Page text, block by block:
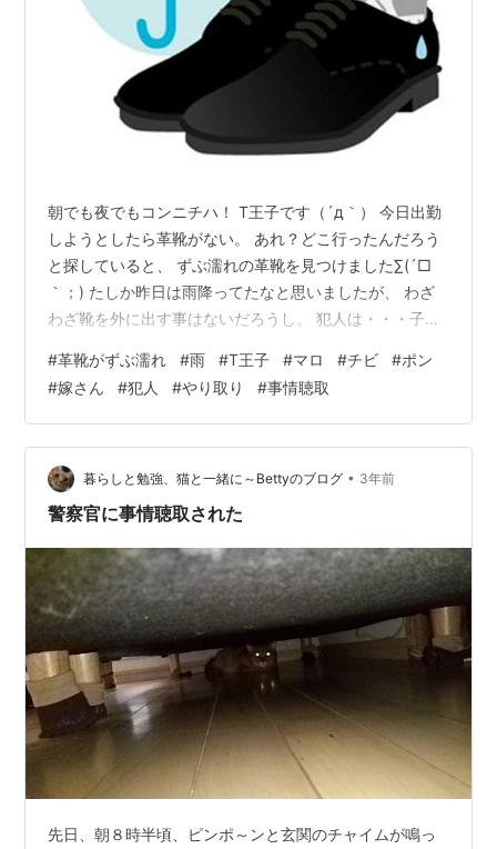
朝でも夜でもコンニチハ！ T王子です（´д｀） 今日出勤
しようとしたら革靴がない。 あれ？どこ行ったんだろう
と探していると、 ずぶ濡れの革靴を見つけました∑(´□
｀；) たしか昨日は雨降ってたなと思いましたが、 わざ
わざ靴を外に出す事はないだろうし。 犯人は・・・子供
す。 ※時間ないのに・・・ T王子：マロ？革靴にいたず
ら（濡らした）？ マロ：サッカーと遊びに行ってたから
知らない。 T王子：本当に？？(*- -)σ ﾂﾝﾂﾝ マロ：ってい
うか、ほぼ一緒にいたじゃん！ T王子：たしかに・・・
マロ：ふん！(｡・ˇ_ˇ・｡​) T王子：ごめんよ～（…
#革靴がずぶ濡れ #雨 #T王子 #マロ #チビ #ポン
#嫁さん #犯人 #やり取り #事情聴取
暮らしと勉強、猫と一緒に～Bettyのブログ • 3年前
警察官に事情聴取された
先日、朝８時半頃、ピンポ～ンと玄関のチャイムが鳴っ